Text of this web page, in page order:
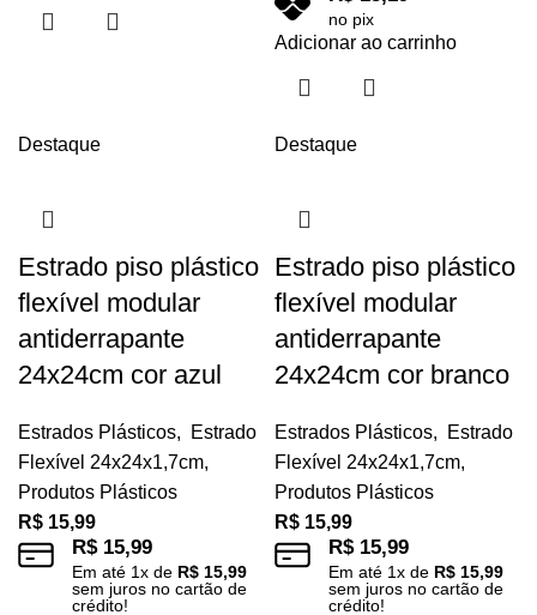
no pix
Adicionar ao carrinho
Destaque
Estrado piso plástico
flexível modular
antiderrapante
24x24cm cor azul
Estrados Plásticos,
Estrado
Flexível 24x24x1,7cm,
Produtos Plásticos
R$ 15,99
R$15,99
Em até 1x de R$ 15,99
sem juros no cartão de
crédito!
Destaque
Estrado piso plástico
flexível modular
antiderrapante
24x24cm cor branco
Estrados Plásticos,
Estrado
Flexível 24x24x1,7cm,
Produtos Plásticos
R$ 15,99
R$15,99
Em até 1x de R$ 15,99
sem juros no cartão de
crédito!